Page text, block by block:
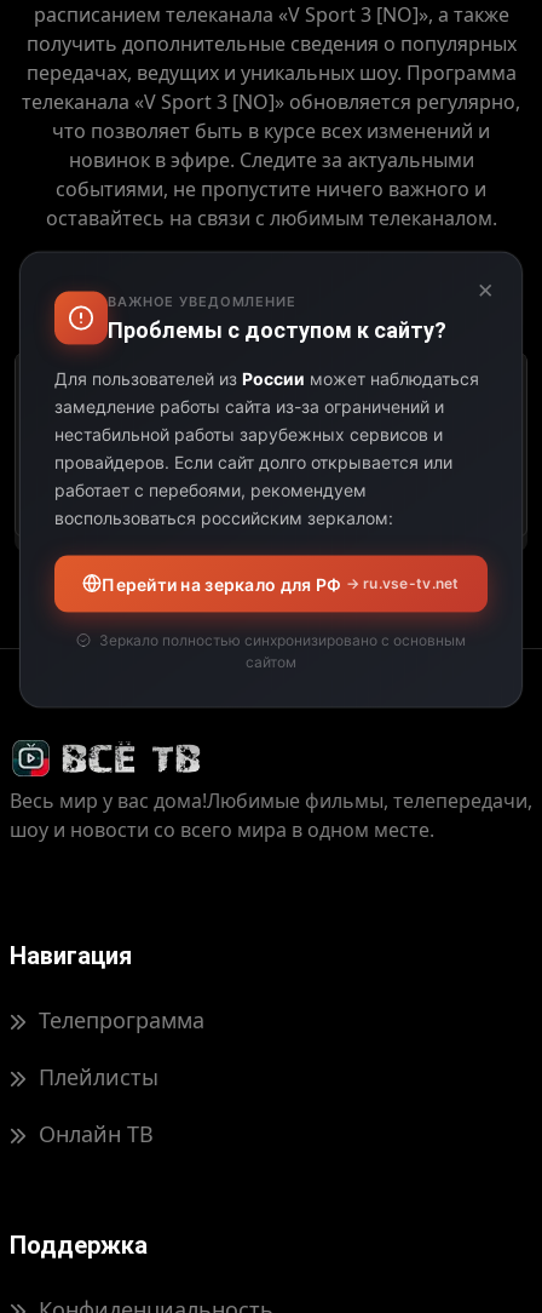
расписанием телеканала «V Sport 3 [NO]», а также
получить дополнительные сведения о популярных
передачах, ведущих и уникальных шоу. Программа
телеканала «V Sport 3 [NO]» обновляется регулярно,
что позволяет быть в курсе всех изменений и
новинок в эфире. Следите за актуальными
событиями, не пропустите ничего важного и
оставайтесь на связи с любимым телеканалом.
Выберите дату:
К сожалению, этот
телеканал не
предоставил свою
программу передач на
выбранную дату.
Весь мир у вас дома!Любимые фильмы, телепередачи,
шоу и новости со всего мира в одном месте.
Навигация
Телепрограмма
Плейлисты
Онлайн ТВ
Поддержка
×
ВАЖНОЕ УВЕДОМЛЕНИЕ
Проблемы с доступом к сайту?
Для пользователей из России может наблюдаться
замедление работы сайта из-за ограничений и
нестабильной работы зарубежных сервисов и
провайдеров. Если сайт долго открывается или
работает с перебоями, рекомендуем
воспользоваться российским зеркалом:
Перейти на зеркало для РФ → ru.vse-tv.net
Зеркало полностью синхронизировано с основным
сайтом